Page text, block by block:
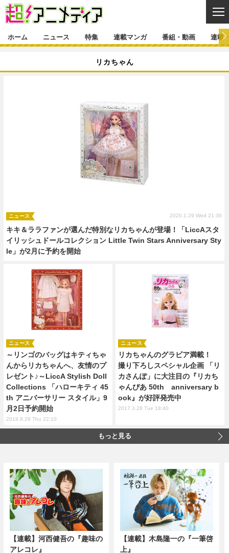
番組・動画一覧
連載・ブログ一覧
ホーム ニュース 特集 連載マンガ 番組・動画 連載
リカちゃん
キキ＆ララファンが選んだ特別なリカちゃんが登場！「LiccAスタ
イリッシュドールコレクション Little Twin Stars Anniversary Sty
le」が2月に予約を開始
ニュース 2020.1.29 Wed 21:30
～リンゴのバッグはキティちゃ
んからリカちゃんへ、友情のプ
レゼント♪～LiccA Stylish Doll
Collections 「ハローキティ 45
th アニバーサリー スタイル」9
月2日予約開始
ニュース
2019.8.29 Thu 22:10
リカちゃんのグラビア満載！
撮り下ろしスペシャル企画 「リ
カさんぽ」に大注目の『リカち
ゃんぴあ 50th anniversary b
ook』が好評発売中
ニュース
2017.3.28 Tue 18:40
もっと見る
【連載】河西健吾の『趣味の
アレコレ』
【連載】木島隆一の『一筆啓
上』